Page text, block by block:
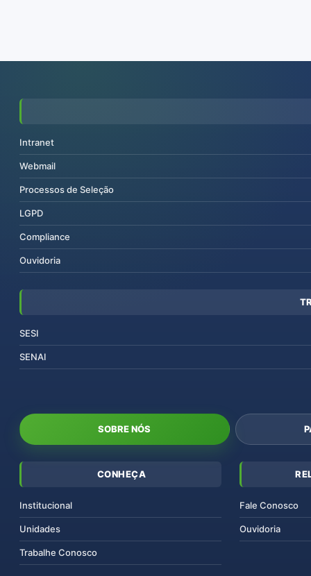
Intranet
Webmail
Processos de Seleção
LGPD
Compliance
Ouvidoria
SESI
SENAI
SOBRE NÓS
CONHEÇA
Institucional
Unidades
Trabalhe Conosco
Fale Conosco
Ouvidoria